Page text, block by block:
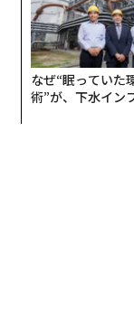
なぜ“眠っていた
術”が、下水イン